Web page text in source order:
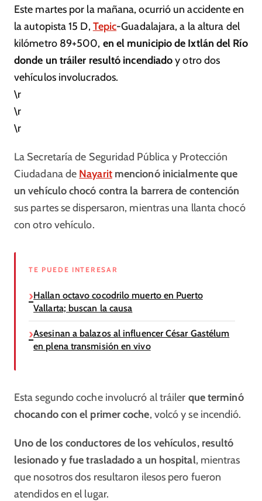
Este martes por la mañana, ocurrió un accidente en
la autopista 15 D, Tepic-Guadalajara, a la altura del
kilómetro 89+500, en el municipio de Ixtlán del Río
donde un tráiler resultó incendiadoy otro dos
vehículos involucrados.
\r
\r
\r
La Secretaría de Seguridad Pública y Protección
Ciudadana de Nayarit mencionó inicialmente que
un vehículo chocó contra la barrera de contención
sus partes se dispersaron, mientras una llanta chocó
con otro vehículo.
TE PUEDE INTERESAR
Hallan octavo cocodrilo muerto en Puerto
Vallarta; buscan la causa
Asesinan a balazos al influencer César Gastélum
en plena transmisión en vivo
Esta segundo coche involucró al tráiler que terminó
chocando con el primer coche, volcó y se incendió.
Uno de los conductores de los vehículos, resultó
lesionado y fue trasladado a un hospital, mientras
que nosotros dos resultaron ilesos pero fueron
atendidos en el lugar.